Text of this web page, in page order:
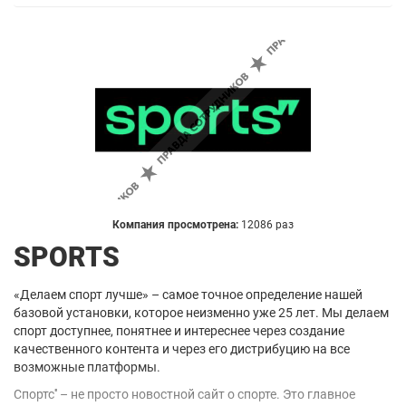
Компания просмотрена: 12086 раз
SPORTS
«Делаем спорт лучше» – самое точное определение нашей
базовой установки, которое неизменно уже 25 лет. Мы делаем
спорт доступнее, понятнее и интереснее через создание
качественного контента и через его дистрибуцию на все
возможные платформы.
Спортс'' – не просто новостной сайт о спорте. Это главное